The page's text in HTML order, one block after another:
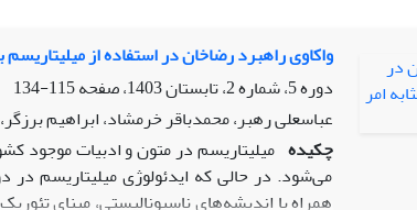
واکاوی راهبرد رضاخان در استفاده از میلیتاریسم
دوره 5، شماره 2، تابستان 1403، صفحه
115-134
عباسعلی رهبر، محمدباقر خرمشاد، ابراهیم
چکیده میلیتاریسم در متون و ادبیات موجود
می‌شود. در حالی که ایدئولوژی میلیتاریسم در
همراه با اندیشه‌های ناسیونالیستی، مبنای